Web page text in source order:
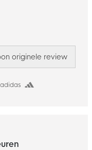
originele review